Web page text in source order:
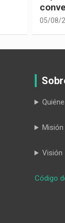
05/08/
Misión
Visión
Código